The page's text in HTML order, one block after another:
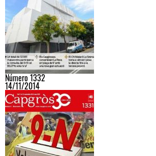
Número 1332
14/11/2014